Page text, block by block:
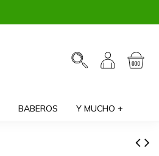
BABEROS Y MUCHO +